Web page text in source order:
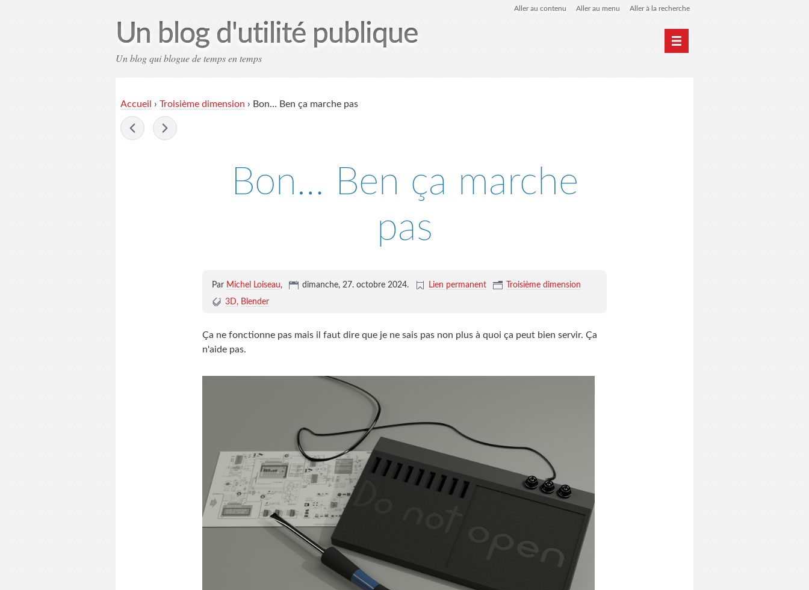
Aller au contenu Aller au menu Aller à la recherche
Un blog d'utilité publique
Un blog qui blogue de temps en temps
Accueil
› Troisième dimension › Bon… Ben ça marche pas
Bon… Ben ça marche
pas
Par Michel Loiseau, dimanche, 27. octobre 2024. Lien permanent
Troisième dimension
3D
Blender
Ça ne fonctionne pas mais il faut dire que je ne sais pas non plus à quoi ça peut bien servir. Ça
n'aide pas.